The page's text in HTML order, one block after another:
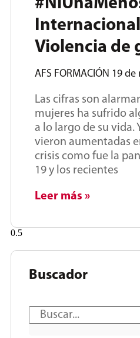
Violencia de
AFS FORMACIÓN 19 de
Las cifras son
mujeres ha sufrido
a lo largo de su vida.
vieron aumentadas
crisis como fue la
19 y los recientes
Leer más »
Buscador